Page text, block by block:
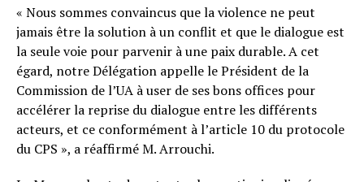
« Nous sommes convaincus que la violence ne peut
jamais être la solution à un conflit et que le dialogue est
la seule voie pour parvenir à une paix durable. A cet
égard, notre Délégation appelle le Président de la
Commission de l’UA à user de ses bons offices pour
accélérer la reprise du dialogue entre les différents
acteurs, et ce conformément à l’article 10 du protocole
du CPS », a réaffirmé M. Arrouchi.